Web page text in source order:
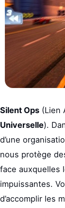
Silent Ops (Lien
Universelle).
d’une
nous protège
face auxquelles
impuissantes.
d’accomplir les